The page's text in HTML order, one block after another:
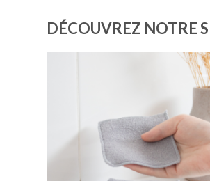
DÉCOUVREZ NOTRE